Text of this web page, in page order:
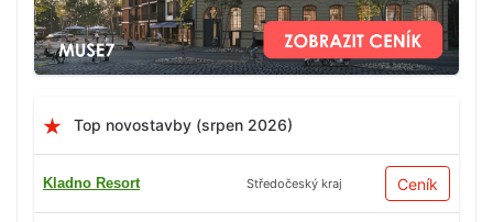
Top novostavby (srpen 2026)
Kladno Resort Středočeský kraj Ceník